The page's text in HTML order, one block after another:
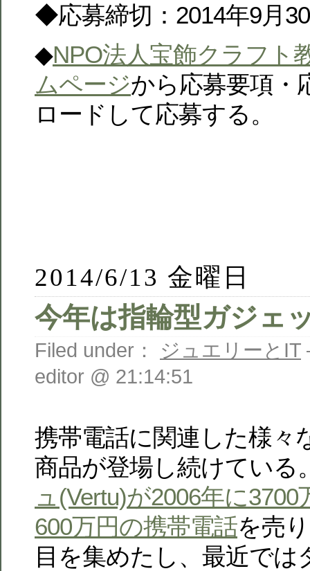
◆応募締切：2014年9月
◆NPO法人宝飾クラフト
ムページから応募要項・
ロードして応募する。
2014/6/13 金曜日
今年は指輪型ガジェ
Filed under： ジュエリーとIT
editor @ 21:14:51
携帯電話に関連した様々
商品が登場し続けている
ュ(Vertu)が2006年に3700
600万円の携帯電話を売
目を集めたし、最近では